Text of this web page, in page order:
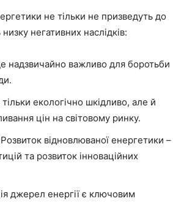
не тільки не призведуть до
негативних наслідків:
надзвичайно важливо для боротьби
екологічно шкідливо, але й
цін на світовому ринку.
Розвиток відновлюваної енергетики –
та розвиток інноваційних
джерел енергії є ключовим